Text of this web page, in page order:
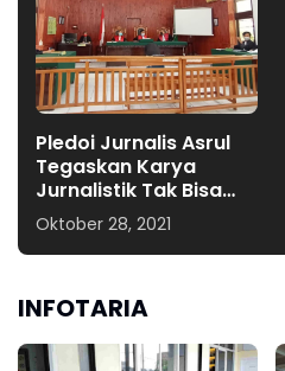
Pledoi Jurnalis Asrul
Tegaskan Karya
Jurnalistik Tak Bisa
Dipidana
Oktober 28, 2021
INFOTARIA